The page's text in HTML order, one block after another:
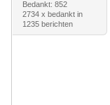
Bedankt: 852
2734 x bedankt in
1235 berichten